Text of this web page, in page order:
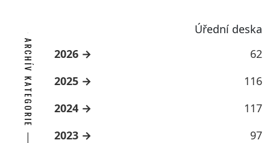
Úřední deska
ARCHÍV KATEGORIE 2026
62
2025
116
2024
117
2023
97